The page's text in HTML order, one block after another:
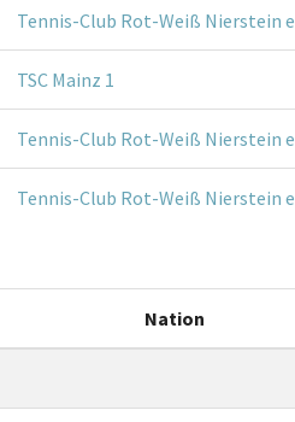
Tennis-Club Rot-Weiß Nierstein
TSC Mainz 1
Tennis-Club Rot-Weiß Nierstein
Tennis-Club Rot-Weiß Nierstein
Nation